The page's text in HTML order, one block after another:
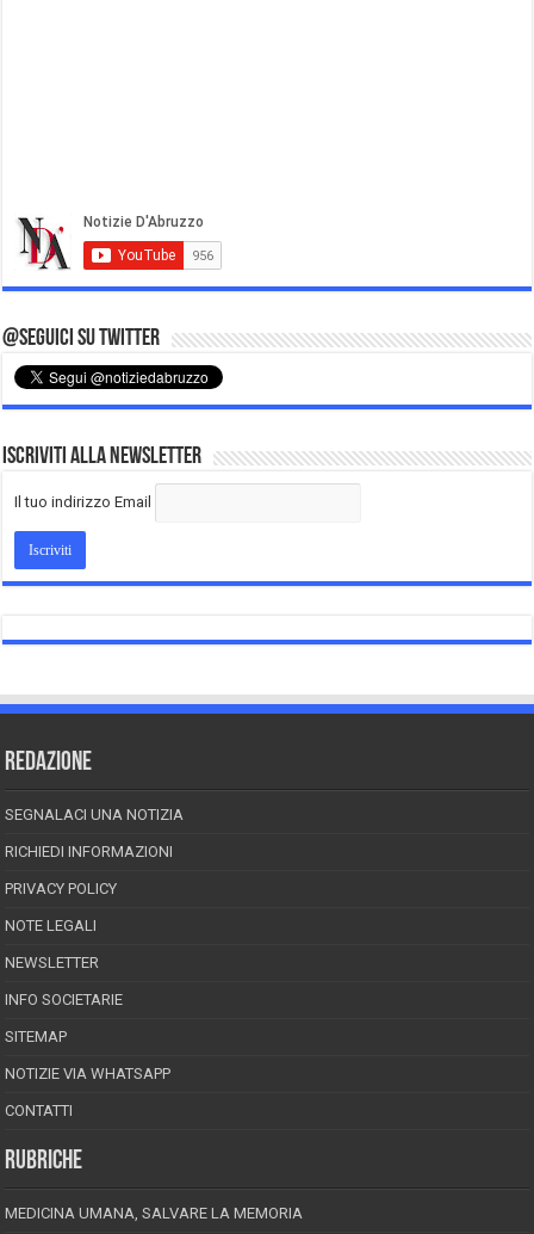
@Seguici su Twitter
Iscriviti alla Newsletter
Il tuo indirizzo Email
REDAZIONE
SEGNALACI UNA NOTIZIA
RICHIEDI INFORMAZIONI
PRIVACY POLICY
NOTE LEGALI
NEWSLETTER
INFO SOCIETARIE
SITEMAP
NOTIZIE VIA WHATSAPP
CONTATTI
RUBRICHE
MEDICINA UMANA, SALVARE LA MEMORIA